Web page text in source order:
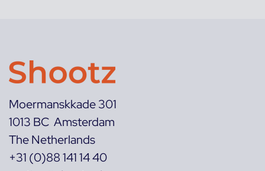
Moermanskkade 301
1013 BC Amsterdam
The Netherlands
+31 (0)88 141 14 40